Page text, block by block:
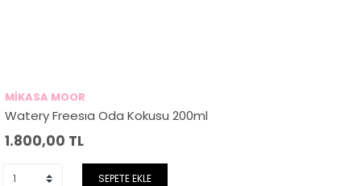
MİKASA MOOR
Watery Freesıa Oda Kokusu 200ml
1.800,00 TL
SEPETE EKLE